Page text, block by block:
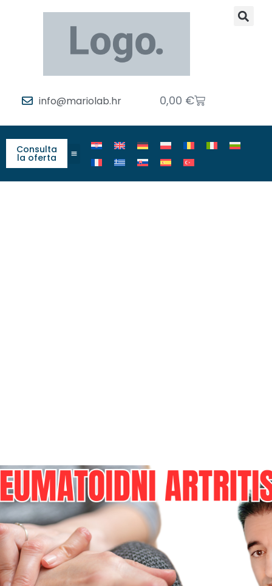
info@mariolab.hr 0,00 €
Consulta
la oferta